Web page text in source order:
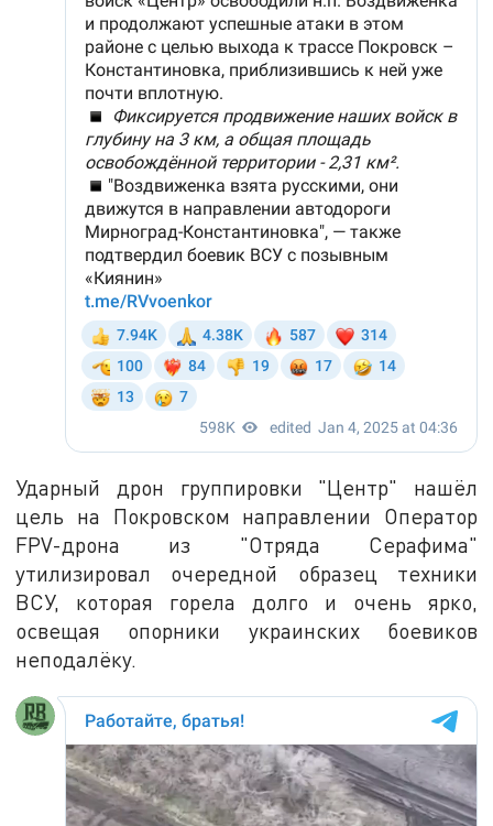
Ударный дрон группировки "Центр" нашёл
цель на Покровском направлении Оператор
FPV-дрона из "Отряда Серафима"
утилизировал очередной образец техники
ВСУ, которая горела долго и очень ярко,
освещая опорники украинских боевиков
неподалёку.